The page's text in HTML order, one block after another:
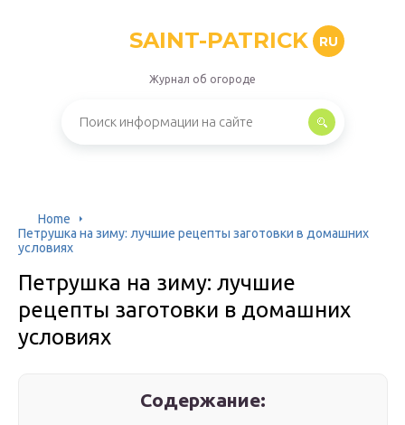
SAINT-PATRICK RU
Журнал об огороде
Home
Петрушка на зиму: лучшие рецепты заготовки в домашних
условиях
Петрушка на зиму: лучшие
рецепты заготовки в домашних
условиях
Содержание: